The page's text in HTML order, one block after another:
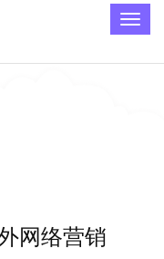
网络营销